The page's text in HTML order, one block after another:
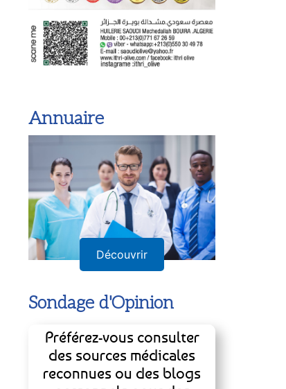
Annuaire
Découvrir
Sondage d'Opinion
Préférez-vous consulter
des sources médicales
reconnues ou des blogs